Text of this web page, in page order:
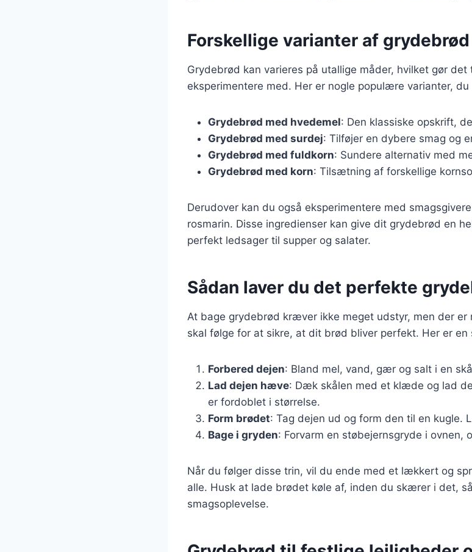
Forskellige varianter af
Grydebrød kan varieres på utallige måder, hvilket gør
eksperimentere med. Her er nogle populære varianter, du
Grydebrød med hvedemel: Den klassiske opskrift,
Grydebrød med surdej: Tilføjer en dybere smag og
Grydebrød med fuldkorn: Sundere alternativ med
Grydebrød med korn: Tilsætning af forskellige
Derudover kan du også eksperimentere med
rosmarin. Disse ingredienser kan give dit grydebrød en
perfekt ledsager til supper og salater.
Sådan laver du det perfekte
At bage grydebrød kræver ikke meget udstyr, men der
skal følge for at sikre, at dit brød bliver perfekt. Her er en
Forbered dejen: Bland mel, vand, gær og salt i en
Lad dejen hæve: Dæk skålen med et klæde og lad
er fordoblet i størrelse.
Form brødet: Tag dejen ud og form den til en kugle.
Bage i gryden: Forvarm en støbejernsgryde i
Når du følger disse trin, vil du ende med et lækkert og
alle. Husk at lade brødet køle af, inden du skærer i det,
smagsoplevelse.